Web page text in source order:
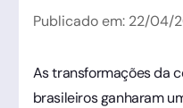
Publicado em: 22/04/
As transformações da
brasileiros ganharam